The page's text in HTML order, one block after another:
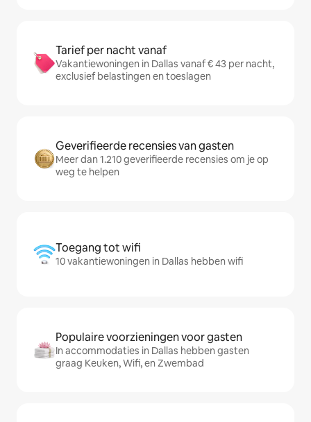
Tarief per nacht vanaf
Vakantiewoningen in Dallas vanaf € 43 per nacht,
exclusief belastingen en toeslagen
Geverifieerde recensies van gasten
Meer dan 1.210 geverifieerde recensies om je op
weg te helpen
Toegang tot wifi
10 vakantiewoningen in Dallas hebben wifi
Populaire voorzieningen voor gasten
In accommodaties in Dallas hebben gasten
graag Keuken, Wifi, en Zwembad